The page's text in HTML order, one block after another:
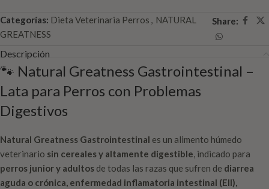
Categorías: Dieta Veterinaria Perros , NATURAL
GREATNESS
Share:
Descripción
🐾 Natural Greatness Gastrointestinal –
Lata para Perros con Problemas
Digestivos
Natural Greatness Gastrointestinal es un alimento húmedo
veterinario sin cereales y altamente digestible, indicado para
perros junior y adultos de todas las razas que sufren de diarrea
aguda o crónica, enfermedad inflamatoria intestinal (EII),